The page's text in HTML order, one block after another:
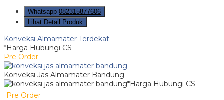
Whatsapp 082315877606
Lihat Detail Produk
Konveksi Almamater Terdekat
*Harga Hubungi CS
Pre Order
Konveksi Jas Almamater Bandung
*Harga Hubungi CS
Pre Order